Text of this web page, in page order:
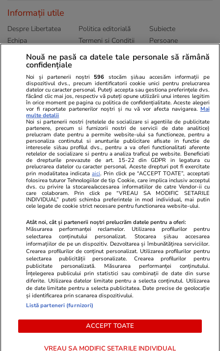
Informații utile
Despre Libertatea
Echipa
Publicitate
Politica de
Politica editorială
Termeni și Conditii
Abonamente
Subiecte
Persoane
Sitemap
Ringier România
Libertatea pentru
Unica.ro
Program TV
Avantaje
ELLE
Gazeta Sporturilor
Stiri mondene
Calculator sarcina
Ajută Copiii
Locuri de muncă
Imobiliare.ro
Jobradar24
Imoradar24
Colecții Libertatea
Pariază responsabil! Decizia ONJN nr. 821/25.09.2025.
Jocurile de noroc sunt interzise minorilor.
© 2026 Ringier Romania. Toate drepturile rezervate
Actualizare preferințe cookies
Nouă ne pasă ca datele tale personale să rămână
confidențiale
Noi și partenerii noștri 596 stocăm și/sau accesăm informații pe
dispozitivul dvs., precum identificatorii cookie unici pentru prelucrarea
datelor cu caracter personal. Puteți accepta sau gestiona preferințele dvs.
făcând clic mai jos, respectiv vă puteți opune utilizării unui interes legitim
în orice moment pe pagina cu politica de confidențialitate. Aceste alegeri
vor fi raportate partenerilor noștri și nu vă vor afecta navigarea. Mai
multe detalii
Noi si partenerii nostri (retelele de socializare si agentiile de publicitate
partenere, precum si furnizorii nostri de servicii de date analitice)
prelucram date pentru a permite website-ului sa functioneze, pentru a
personaliza continutul si anunturile publicitare afisate in functie de
interesele si/sau profilul dvs., pentru a va oferi functionalitati aferente
retelelor de socializare si pentru a analiza traficul pe website. Beneficiati
de drepturile prevazute de art. 15-22 din GDPR in legatura cu
prelucrarea datelor cu caracter personal. Aceste drepturi pot fi exercitate
prin modalitatea indicataaici. Prin click pe “ACCEPT TOATE”, acceptati
folosirea tuturor Tehnologiilor de tip Cookie, care implica inclusiv acceptul
dvs. cu privire la stocarea/accesarea informatiilor de catre Vendor-ii cu
care colaboram. Prin click pe “VREAU SA MODIFIC SETARILE
INDIVIDUAL” puteti schimba preferintele in mod individual, mai putin
cele legate de cookie strict necesare pentru functionarea website-ului.
Atât noi, cât și partenerii noștri prelucrăm datele pentru a oferi:
Măsurarea performanței reclamelor. Utilizarea profilurilor pentru
selectarea conținutului personalizat. Stocarea și/sau accesarea
informațiilor de pe un dispozitiv. Dezvoltarea și îmbunătățirea serviciilor.
Crearea profilurilor de conținut personalizat. Utilizarea profilurilor pentru
selectarea publicității personalizate. Crearea profilurilor pentru
publicitate personalizată. Măsurarea performanței conținutului.
Înțelegerea publicului prin statistici sau combinații de date din surse
diferite. Utilizarea datelor limitate pentru a selecta conținutul. Utilizarea
de date limitate pentru a selecta publicitatea. Date precise de geolocație
și identificarea prin scanarea dispozitivului.
Listă parteneri (furnizori)
ACCEPT TOATE
VREAU SA MODIFIC SETARILE INDIVIDUAL